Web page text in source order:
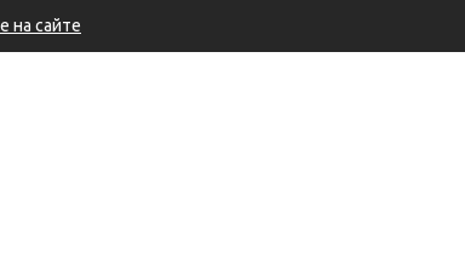
на сайте